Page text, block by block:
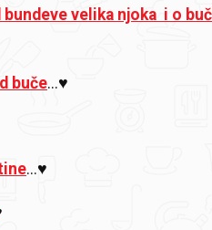
velika njoka i o
buče...♥
...♥